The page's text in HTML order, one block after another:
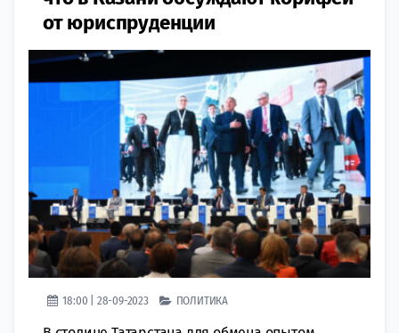
от юриспруденции
18:00 | 28-09-2023 ПОЛИТИКА